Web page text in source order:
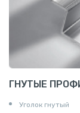
ГНУТЫЕ
Уголок гнутый